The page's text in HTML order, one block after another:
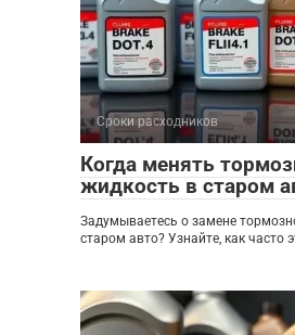
Сроки расходников
Когда менять
жидкость в старом
Задумываетесь о замене
старом авто? Узнайте, как часто